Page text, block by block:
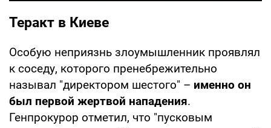
Теракт в Киеве
Особую неприязнь злоумышленник проявлял
к соседу, которого пренебрежительно
называл "директором шестого" – именно он
был первой жертвой нападения.
Генпрокурор отметил, что "пусковым